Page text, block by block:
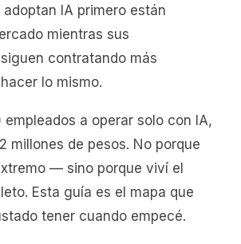
IA primero están
mientras sus
contratando más
lo mismo.
empleados a operar solo con IA,
millones de pesos. No porque
— sino porque viví el
Esta guía es el mapa que
tener cuando empecé.